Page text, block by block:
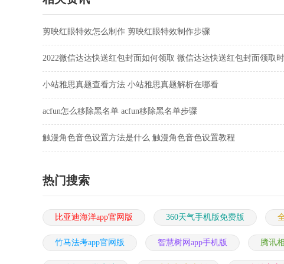
剪映红眼特效怎么制作 剪映红眼特效制作步骤
2022微信达达快送红包封面如何领取 微信达达快送红包封面领取时
间教程
小站雅思真题查看方法 小站雅思真题解析在哪看
acfun怎么移除黑名单 acfun移除黑名单步骤
触漫角色音色设置方法是什么 触漫角色音色设置教程
热门搜索
比亚迪海洋app官网版 360天气手机版免费版
竹马法考app官网版 智慧树网app手机版 腾讯